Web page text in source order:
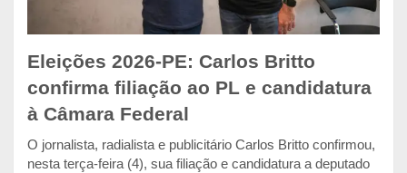
Eleições 2026-PE: Carlos Britto
confirma filiação ao PL e candidatura
à Câmara Federal
O jornalista, radialista e publicitário Carlos Britto confirmou,
nesta terça-feira (4), sua filiação e candidatura a deputado